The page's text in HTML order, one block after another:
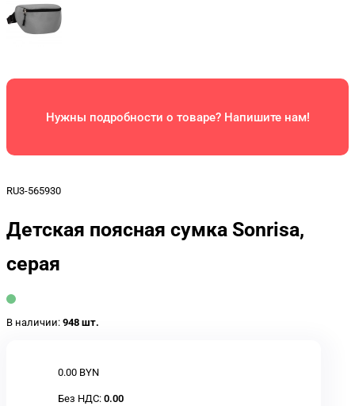
Нужны подробности о товаре? Напишите нам!
RU3-565930
Детская поясная сумка Sonrisa,
серая
В наличии: 948 шт.
0.00 BYN
Без НДС: 0.00